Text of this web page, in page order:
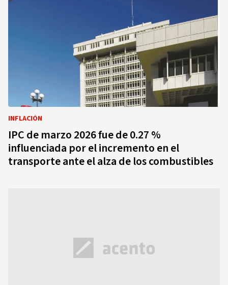
INFLACIÓN
IPC de marzo 2026 fue de 0.27 %
influenciada por el incremento en el
transporte ante el alza de los combustibles